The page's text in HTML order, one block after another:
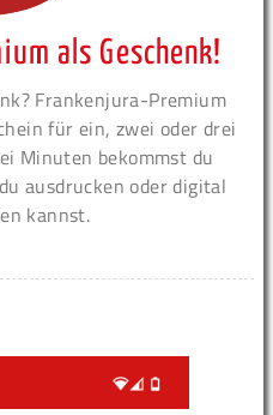
als Geschenk!
Frankenjura-Premium
für ein, zwei oder drei
Minuten bekommst du
ausdrucken oder digital
kannst.